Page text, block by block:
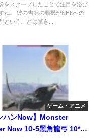
をスクープしたことで注目を浴び
ね。 彼の告発の動機がNHKへの
ということは驚き...
ゲーム・アニメ
ハンNow】Monster
Now 10-5黑角龍弓 10*雷